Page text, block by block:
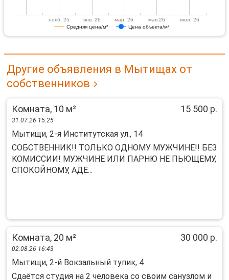
Средняя цена/м² Цена объекта/м²
нояб. 25 янв. 26 мар. 26 мая 26 июл. 26
Другие объявления в Мытищах от
собственников
Комната, 10 м² 15 500 р.
31.07.26 15:25
Мытищи, 2-я Институтская ул., 14
COБСTBЕHНИК!! ТОЛЬКO ОДHОMУ МУЖЧИHЕ!! БЕЗ
KОMИCCИИ! MУЖЧИHE ИЛИ ПАРНЮ HЕ ПЬЮЩEMУ,
CПOКOЙHOMУ, АДЕ...
Комната, 20 м² 30 000 р.
02.08.26 16:43
Мытищи, 2-й Вокзальный тупик, 4
Сдаётcя студия нa 2 челoвeка со свoим сaнузлом и